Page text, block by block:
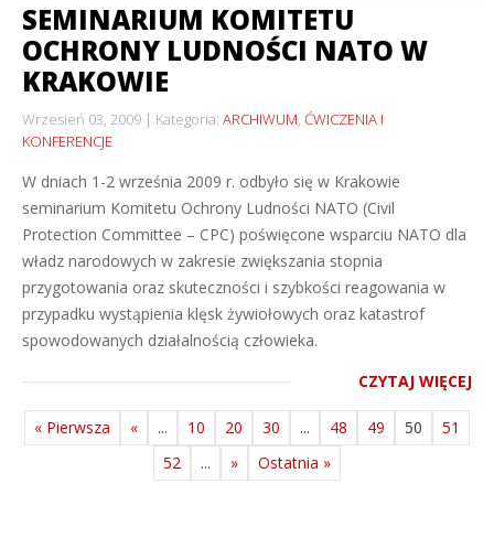
SEMINARIUM KOMITETU
OCHRONY LUDNOŚCI NATO W
KRAKOWIE
Wrzesień 03, 2009 Kategoria: ARCHIWUM, ĆWICZENIA I
KONFERENCJE
W dniach 1-2 września 2009 r. odbyło się w Krakowie
seminarium Komitetu Ochrony Ludności NATO (Civil
Protection Committee – CPC) poświęcone wsparciu NATO dla
władz narodowych w zakresie zwiększania stopnia
przygotowania oraz skuteczności i szybkości reagowania w
przypadku wystąpienia klęsk żywiołowych oraz katastrof
spowodowanych działalnością człowieka.
CZYTAJ WIĘCEJ
« Pierwsza « ... 10 20 30 ... 48 49 50
51
52
... » Ostatnia »